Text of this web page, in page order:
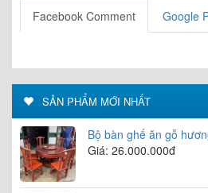
Facebook Comment Google
SẢN PHẨM MỚI NHẤT
Bộ bàn ghế ăn gỗ
Giá: 26.000.000đ